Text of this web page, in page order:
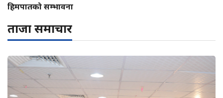
हिमपातको सम्भावना
ताजा समाचार